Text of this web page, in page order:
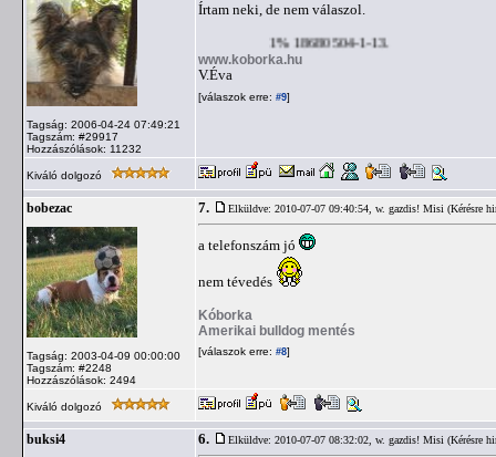
Tagság: 2006-04-24 07:49:21
Tagszám: #29917
Hozzászólások: 11232
Írtam neki, de nem válaszol.
1% 18680504-1-13.
www.koborka.hu
V.Éva
[válaszok erre: #9]
Kiváló dolgozó
bobezac
Tagság: 2003-04-09 00:00:00
Tagszám: #2248
Hozzászólások: 2494
7. Elküldve: 2010-07-07 09:40:54, w. gazdis! Misi (Kérésre
a telefonszám jó
nem tévedés
Kóborka
Amerikai bulldog mentés
[válaszok erre: #8]
Kiváló dolgozó
buksi4 6. Elküldve: 2010-07-07 08:32:02, w. gazdis! Misi (Kérésre